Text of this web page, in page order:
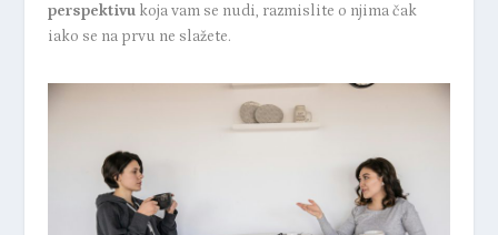
perspektivukoja vam se nudi, razmislite o njima čak
iako se na prvu ne slažete.